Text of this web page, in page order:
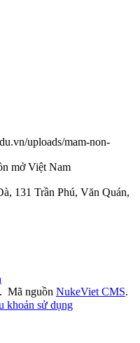
uploads/mam-non-
mở Việt Nam
131 Trần Phú, Văn Quán,
. Mã nguồn NukeViet CMS.
khoản sử dụng